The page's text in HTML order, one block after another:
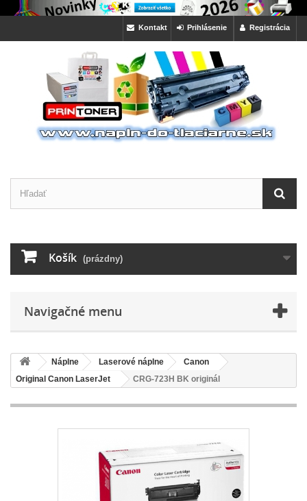
Registrácia
Prihlásenie
Kontakt
Košík (prázdny)
Navigačné menu
Náplne Laserové náplne
Canon
Original Canon LaserJet
CRG-723H BK originál